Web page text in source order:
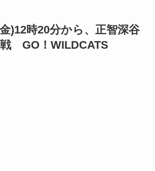
)12時20分から、正智深谷
戦 GO！WILDCATS